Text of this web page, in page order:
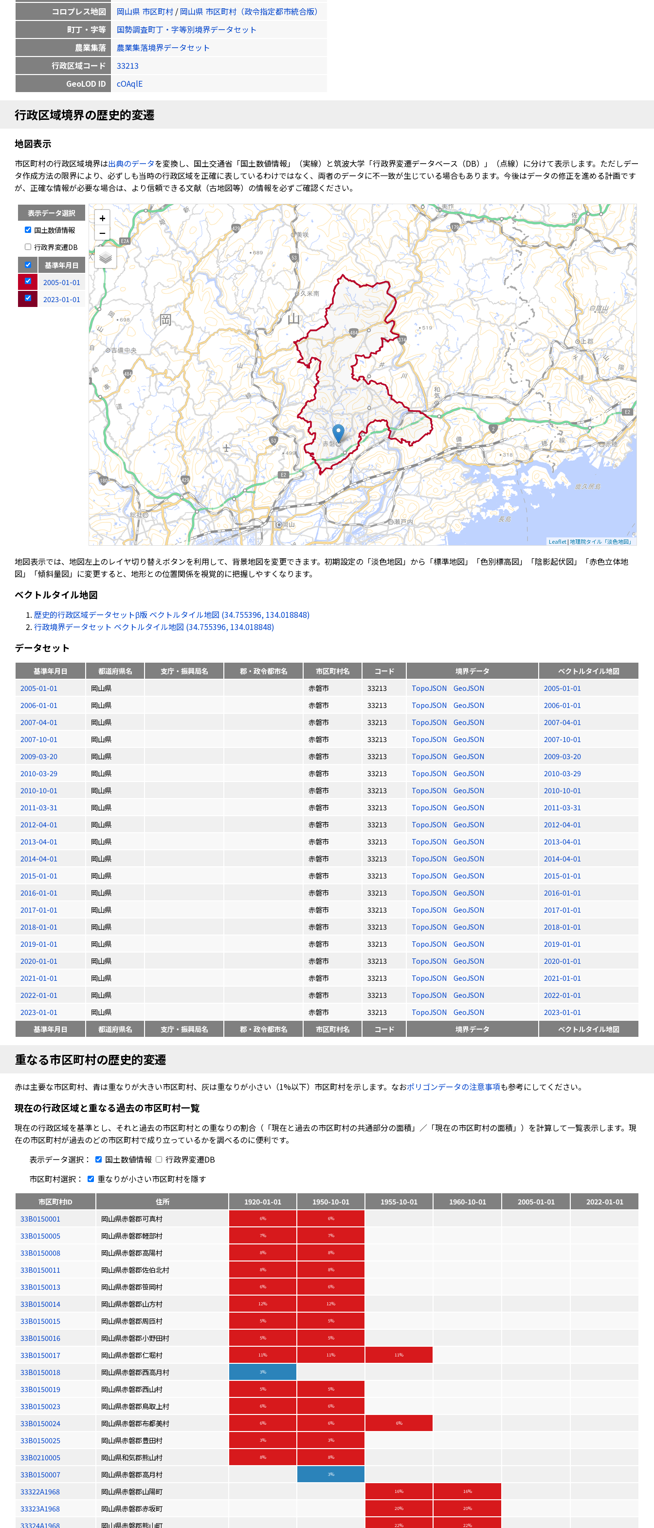
コロプレス地図 岡山県 市区町村 / 岡山県 市区町村（政令指定都市統合版）
町丁・字等
国勢調査町丁・字等別境界データセット
農業集落
農業集落境界データセット
行政区域コード
33213
GeoLOD ID
cOAqlE
行政区域境界の歴史的変遷
地図表示
市区町村の行政区域境界は出典のデータを変換し、国土交通省「国土数値情報」（実線）と筑波大学「行政界変遷データベース（DB）」（点線）に分けて表示します。ただしデー
タ作成方法の限界により、必ずしも当時の行政区域を正確に表しているわけではなく、両者のデータに不一致が生じている場合もあります。今後はデータの修正を進める計画です
が、正確な情報が必要な場合は、より信頼できる文献（古地図等）の情報を必ずご確認ください。
表示データ選択
国土数値情報
行政界変遷DB
基準年月日
2005-01-01
2023-01-01
+
−
Leaflet|地理院タイル「淡色地図」
地図表示では、地図左上のレイヤ切り替えボタンを利用して、背景地図を変更できます。初期設定の「淡色地図」から「標準地図」「色別標高図」「陰影起伏図」「赤色立体地
図」「傾斜量図」に変更すると、地形との位置関係を視覚的に把握しやすくなります。
ベクトルタイル地図
歴史的行政区域データセットβ版 ベクトルタイル地図 (34.755396, 134.018848)
行政境界データセット ベクトルタイル地図 (34.755396, 134.018848)
データセット
基準年月日 都道府県名 支庁・振興局名 郡・政令都市名 市区町村名 コード 境界データ
ベクトルタイル地図
2005-01-01
岡山県 赤磐市 33213 TopoJSON GeoJSON
2005-01-01
2006-01-01
岡山県 赤磐市 33213 TopoJSON GeoJSON
2006-01-01
2007-04-01
岡山県 赤磐市 33213 TopoJSON GeoJSON
2007-04-01
2007-10-01
岡山県 赤磐市 33213 TopoJSON GeoJSON
2007-10-01
2009-03-20
岡山県 赤磐市 33213 TopoJSON GeoJSON
2009-03-20
2010-03-29
岡山県 赤磐市 33213 TopoJSON GeoJSON
2010-03-29
2010-10-01
岡山県 赤磐市 33213 TopoJSON GeoJSON
2010-10-01
2011-03-31
岡山県 赤磐市 33213 TopoJSON GeoJSON
2011-03-31
2012-04-01
岡山県 赤磐市 33213 TopoJSON GeoJSON
2012-04-01
2013-04-01
岡山県 赤磐市 33213 TopoJSON GeoJSON
2013-04-01
2014-04-01
岡山県 赤磐市 33213 TopoJSON GeoJSON
2014-04-01
2015-01-01
岡山県 赤磐市 33213 TopoJSON GeoJSON
2015-01-01
2016-01-01
岡山県 赤磐市 33213 TopoJSON GeoJSON
2016-01-01
2017-01-01
岡山県 赤磐市 33213 TopoJSON GeoJSON
2017-01-01
2018-01-01
岡山県 赤磐市 33213 TopoJSON GeoJSON
2018-01-01
2019-01-01
岡山県 赤磐市 33213 TopoJSON GeoJSON
2019-01-01
2020-01-01
岡山県 赤磐市 33213 TopoJSON GeoJSON
2020-01-01
2021-01-01
岡山県 赤磐市 33213 TopoJSON GeoJSON
2021-01-01
2022-01-01
岡山県 赤磐市 33213 TopoJSON GeoJSON
2022-01-01
2023-01-01
岡山県 赤磐市 33213 TopoJSON GeoJSON
2023-01-01
基準年月日
都道府県名 支庁・振興局名 郡・政令都市名 市区町村名 コード 境界データ ベクトルタイル地図
重なる市区町村の歴史的変遷
赤は主要な市区町村、青は重なりが大きい市区町村、灰は重なりが小さい（1%以下）市区町村を示します。なおポリゴンデータの注意事項も参考にしてください。
現在の行政区域と重なる過去の市区町村一覧
現在の行政区域を基準とし、それと過去の市区町村との重なりの割合（「現在と過去の市区町村の共通部分の面積」／「現在の市区町村の面積」）を計算して一覧表示します。現
在の市区町村が過去のどの市区町村で成り立っているかを調べるのに便利です。
表示データ選択：
国土数値情報
行政界変遷DB
市区町村選択：
重なりが小さい市区町村を隱す
市区町村ID 住所 1920-01-01 1950-10-01 1955-10-01 1960-10-01 2005-01-01
2022-01-01
33B0150001
岡山県赤磐郡可真村 6% 6%
33B0150005 岡山県赤磐郡軽部村 7% 7%
33B0150008 岡山県赤磐郡高陽村 8% 8%
33B0150011 岡山県赤磐郡佐伯北村 8% 8%
33B0150013 岡山県赤磐郡笹岡村 6% 6%
33B0150014 岡山県赤磐郡山方村 12% 12%
33B0150015 岡山県赤磐郡周匝村 5% 5%
33B0150016 岡山県赤磐郡小野田村 5% 5%
33B0150017 岡山県赤磐郡仁堀村 11% 11% 11%
33B0150018 岡山県赤磐郡西高月村 3%
33B0150019 岡山県赤磐郡西山村 5% 5%
33B0150023 岡山県赤磐郡鳥取上村 6% 6%
33B0150024 岡山県赤磐郡布都美村 6% 6% 6%
33B0150025 岡山県赤磐郡豊田村 3% 3%
33B0210005 岡山県和気郡熊山村 8% 8%
33B0150007 岡山県赤磐郡高月村 3%
33322A1968 岡山県赤磐郡山陽町 16% 16%
33323A1968 岡山県赤磐郡赤坂町 20% 20%
33324A1968 岡山県赤磐郡熊山町 22% 22%